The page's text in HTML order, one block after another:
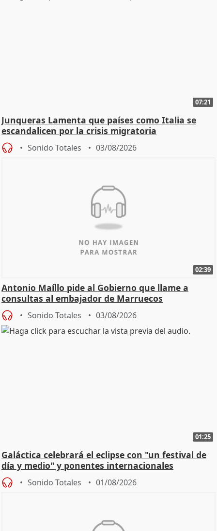
07:21
Junqueras Lamenta que países como Italia se
escandalicen por la crisis migratoria
Sonido Totales 03/08/2026
02:39
Antonio Maíllo pide al Gobierno que llame a
consultas al embajador de Marruecos
Sonido Totales 03/08/2026
01:25
Galáctica celebrará el eclipse con "un festival de
día y medio" y ponentes internacionales
Sonido Totales 01/08/2026